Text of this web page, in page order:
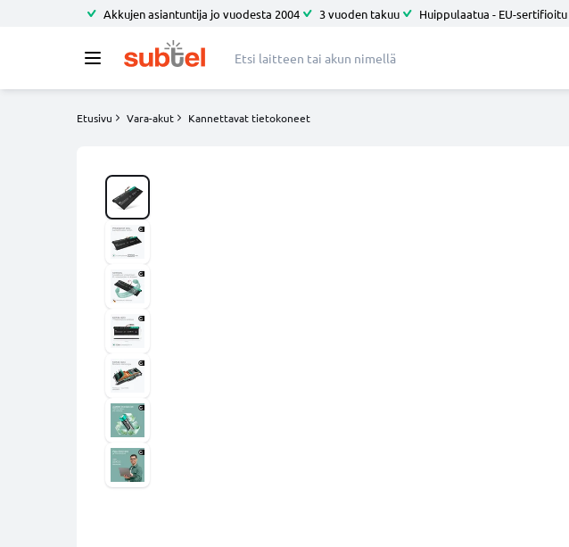
Akkujen asiantuntija jo vuodesta 2004 3 vuoden takuu Huippulaatua - EU-sertifioitu
Etusivu Vara-akut Kannettavat tietokoneet